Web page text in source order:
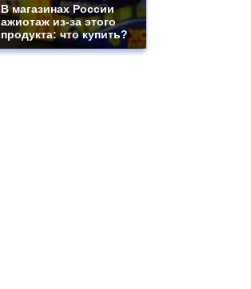
В магазинах России
ажиотаж из-за этого
продукта: что купить?